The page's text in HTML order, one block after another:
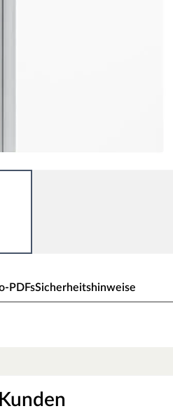
PDFsSicherheitshinweise
Kunststoff und
Eigenschaften einer